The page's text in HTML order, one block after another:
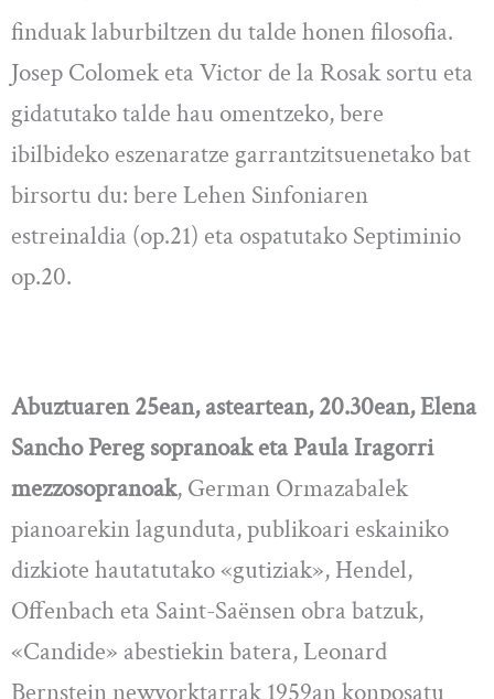
finduak laburbiltzen du talde honen filosofia.
Josep Colomek eta Victor de la Rosak sortu eta
gidatutako talde hau omentzeko, bere
ibilbideko eszenaratze garrantzitsuenetako bat
birsortu du: bere Lehen Sinfoniaren
estreinaldia (op.21) eta ospatutako Septiminio
op.20.
Abuztuaren 25ean, asteartean, 20.30ean, Elena
Sancho Pereg sopranoak eta Paula Iragorri
mezzosopranoak, German Ormazabalek
pianoarekin lagunduta, publikoari eskainiko
dizkiote hautatutako «gutiziak», Hendel,
Offenbach eta Saint-Saënsen obra batzuk,
«Candide» abestiekin batera, Leonard